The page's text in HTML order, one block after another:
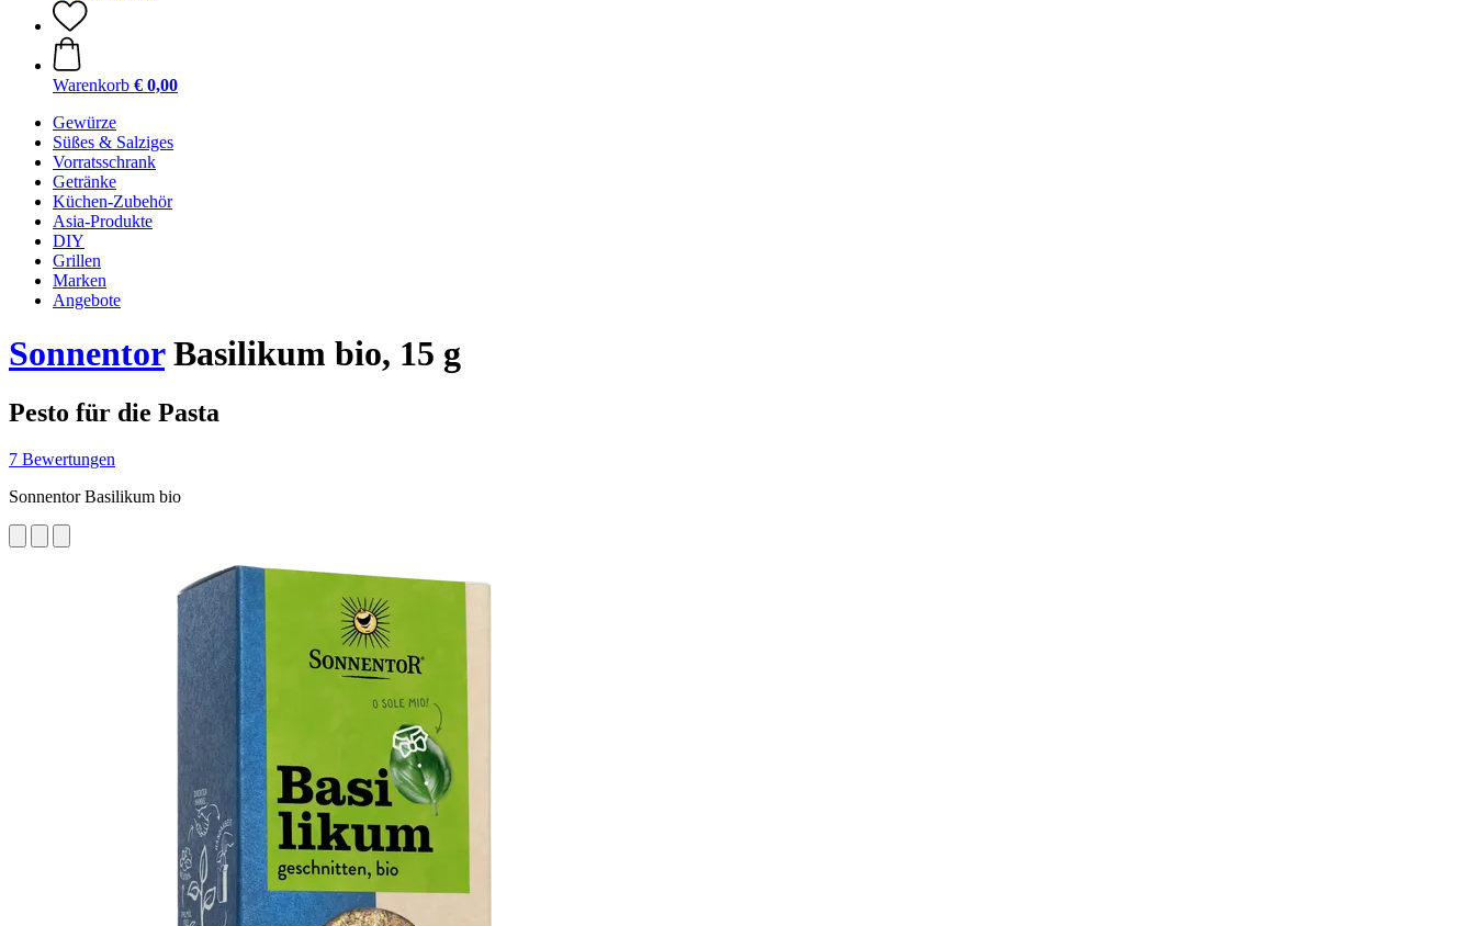
Warenkorb € 0,00
Gewürze
Süßes & Salziges
Vorratsschrank
Getränke
Küchen-Zubehör
Asia-Produkte
DIY
Grillen
Marken
Angebote
SonnentorBasilikum bio, 15 g
Pesto für die Pasta
7 Bewertungen
Sonnentor Basilikum bio